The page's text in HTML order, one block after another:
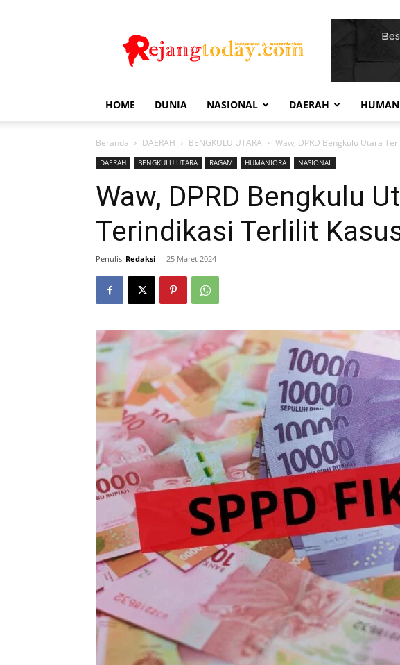
Today
HOME DUNIA NASIONAL DAERAH
Beranda DAERAH BENGKULU UTARA Waw, DPRD Bengkulu Utara
DAERAH BENGKULU UTARA RAGAM HUMANIORA NASIONAL
Waw, DPRD Bengkulu
Terindikasi Terlilit
Penulis Redaksi - 25 Maret 2024